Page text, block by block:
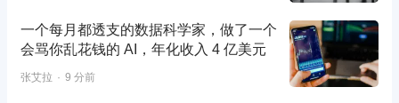
一个每月都透支的数据科学家，做了一个
会骂你乱花钱的 AI，年化收入 4 亿美元
张艾拉 9 分前